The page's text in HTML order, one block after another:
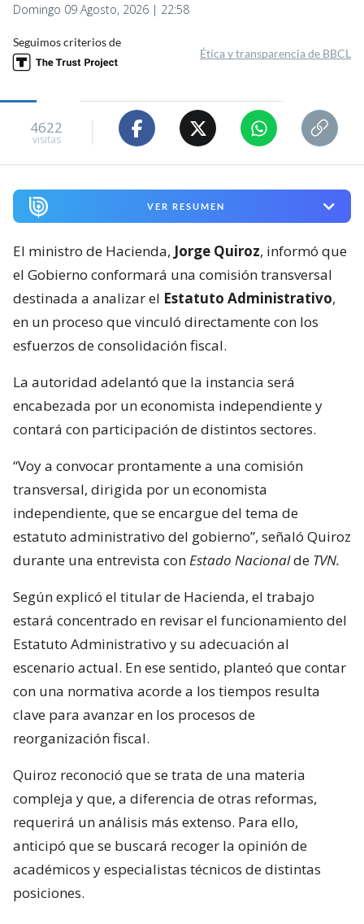
Domingo 09 Agosto, 2026 | 22:58
Seguimos criterios de
Ética y transparencia de BBCL
4622
visitas
VER RESUMEN
El ministro de Hacienda, Jorge Quiroz, informó que
el Gobierno conformará una comisión transversal
destinada a analizar el Estatuto Administrativo,
en un proceso que vinculó directamente con los
esfuerzos de consolidación fiscal.
La autoridad adelantó que la instancia será
encabezada por un economista independiente y
contará con participación de distintos sectores.
“Voy a convocar prontamente a una comisión
transversal, dirigida por un economista
independiente, que se encargue del tema de
estatuto administrativo del gobierno”, señaló Quiroz
durante una entrevista conEstado Nacionalde TVN.
Según explicó el titular de Hacienda, el trabajo
estará concentrado en revisar el funcionamiento del
Estatuto Administrativo y su adecuación al
escenario actual. En ese sentido, planteó que contar
con una normativa acorde a los tiempos resulta
clave para avanzar en los procesos de
reorganización fiscal.
Quiroz reconoció que se trata de una materia
compleja y que, a diferencia de otras reformas,
requerirá un análisis más extenso. Para ello,
anticipó que se buscará recoger la opinión de
académicos y especialistas técnicos de distintas
posiciones.